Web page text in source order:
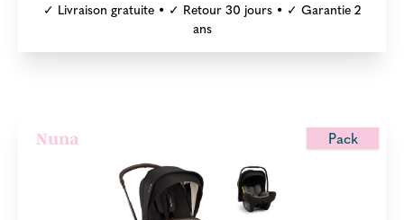
✓ Livraison gratuite • ✓ Retour 30 jours • ✓ Garantie 2
ans
Pack
Nuna